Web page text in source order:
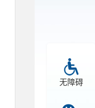
无障碍